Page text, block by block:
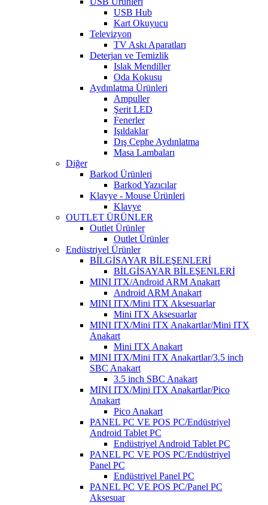
USB Hub
Kart Okuyucu
Televizyon
TV Askı Aparatları
Deterjan ve Temizlik
Islak Mendiller
Oda Kokusu
Aydınlatma Ürünleri
Ampuller
Şerit LED
Fenerler
Işıldaklar
Dış Cephe Aydınlatma
Masa Lambaları
Diğer
Barkod Ürünleri
Barkod Yazıcılar
Klavye - Mouse Ürünleri
Klavye
OUTLET ÜRÜNLER
Outlet Ürünler
Outlet Ürünler
Endüstriyel Ürünler
BİLGİSAYAR BİLEŞENLERİ
BİLGİSAYAR BİLEŞENLERİ
MINI ITX/Android ARM Anakart
Android ARM Anakart
MINI ITX/Mini ITX Aksesuarlar
Mini ITX Aksesuarlar
MINI ITX/Mini ITX Anakartlar/Mini ITX
Anakart
Mini ITX Anakart
MINI ITX/Mini ITX Anakartlar/3.5 inch
SBC Anakart
3.5 inch SBC Anakart
MINI ITX/Mini ITX Anakartlar/Pico
Anakart
Pico Anakart
PANEL PC VE POS PC/Endüstriyel
Android Tablet PC
Endüstriyel Android Tablet PC
PANEL PC VE POS PC/Endüstriyel
Panel PC
Endüstriyel Panel PC
PANEL PC VE POS PC/Panel PC
Aksesuar